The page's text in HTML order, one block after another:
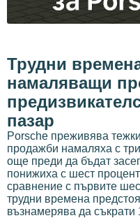
Трудни
намаляващи
пазар
Porsche преживява
продажби намаляха с
още преди да бъдат
понижиха с шест
сравнение с първите
трудни времена
възнамерява да съкрати